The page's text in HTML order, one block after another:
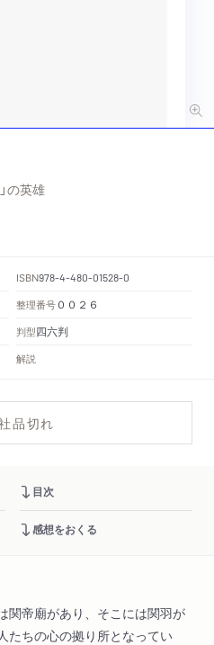
の英雄
ISBN978-4-480-01528-0
整理番号 ００２６
判型四六判
解説
品切れ
目次
感想をおくる
関帝廟があり、そこには関羽が
たちの心の拠り所となってい